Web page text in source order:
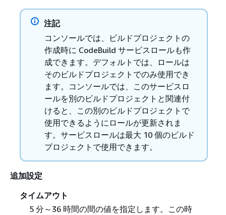
注記
コンソールでは、ビルドプロジェクトの
作成時に CodeBuild サービスロールも作
成できます。デフォルトでは、ロールは
そのビルドプロジェクトでのみ使用でき
ます。コンソールでは、このサービスロ
ールを別のビルドプロジェクトと関連付
けると、この別のビルドプロジェクトで
使用できるようにロールが更新されま
す。サービスロールは最大 10 個のビルド
プロジェクトで使用できます。
追加設定
タイムアウト
5 分～36 時間の間の値を指定します。この時